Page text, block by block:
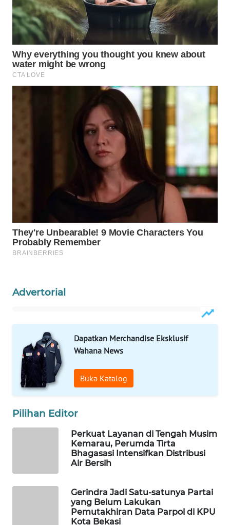
Advertorial
Dapatkan Merchandise Eksklusif
Wahana News
Buka Katalog
Pilihan Editor
Perkuat Layanan di Tengah Musim
Kemarau, Perumda Tirta
Bhagasasi Intensifkan Distribusi
Air Bersih
Gerindra Jadi Satu-satunya Partai
yang Belum Lakukan
Pemutakhiran Data Parpol di KPU
Kota Bekasi
MASYARAKAT
KELISTRIKAN
WALINKI
ID
LPKKI
KOPEKLIN
FORWAMKI
ALPERKLINAS
FORJASIDA
SITUNGIR
NEWS